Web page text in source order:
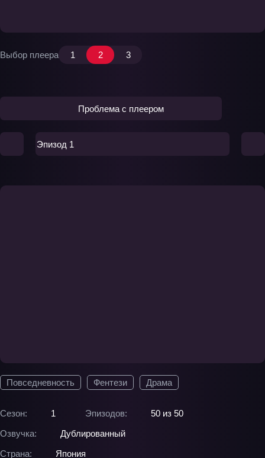
Повседневность Фентези Драма
Сезон: 1 Эпизодов:
50 из 50
Озвучка:
Дублированный
Страна:
Япония
Выбор плеера 1 2 3
Проблема с плеером
Эпизод 1